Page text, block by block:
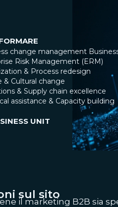
change management
Risk Management (ERM)
& Process redesign
& Cultural change
& Supply chain excellence
assistance & Capacity building
UNIT
sul sito
il marketing B2B sia